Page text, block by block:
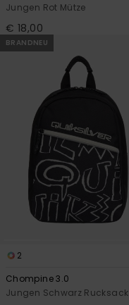
Jungen Rot Mütze
€ 18,00
BRANDNEU
2
Chompine 3.0
Jungen Schwarz Rucksack